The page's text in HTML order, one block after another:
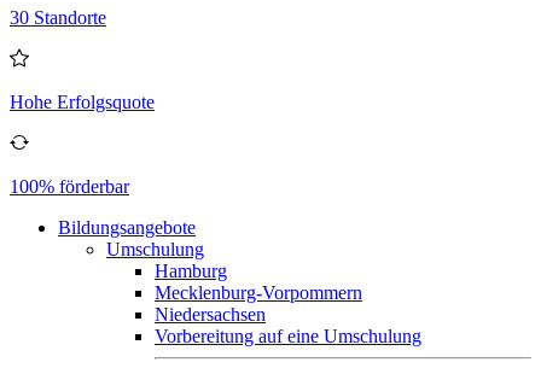
30 Standorte
Hohe Erfolgsquote
100% förderbar
Bildungsangebote
Umschulung
Hamburg
Mecklenburg-Vorpommern
Niedersachsen
Vorbereitung auf eine Umschulung